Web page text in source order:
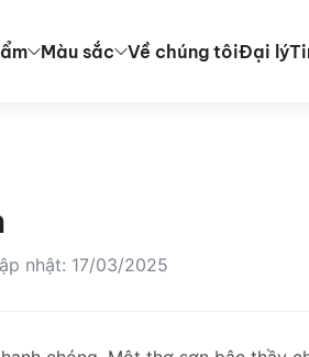
Màu sắc Về chúng tôiĐại lý
nhật: 17/03/2025